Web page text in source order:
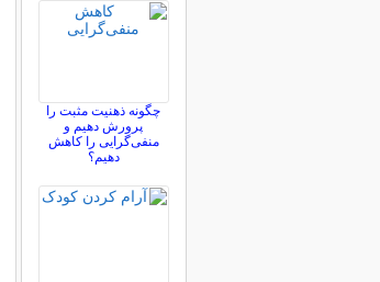
چگونه ذهنیت مثبت را
پرورش دهیم و
منفی‌گرایی را کاهش
دهیم؟